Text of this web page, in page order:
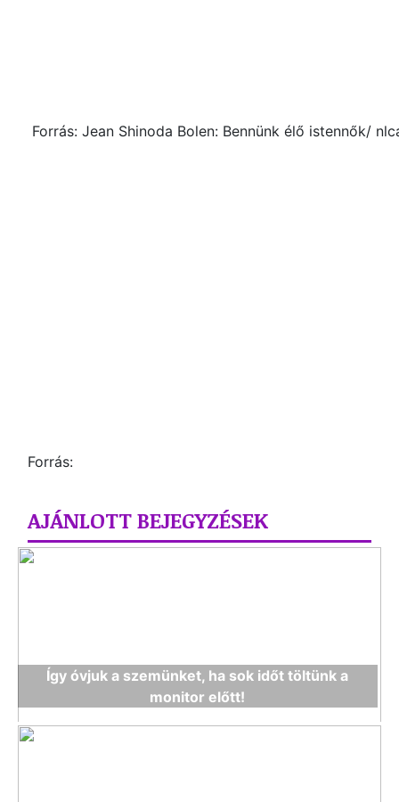
Forrás: Jean Shinoda Bolen: Bennünk élő istennők/
Forrás:
AJÁNLOTT BEJEGYZÉSEK
Így óvjuk a szemünket, ha sok időt töltünk a
monitor előtt!